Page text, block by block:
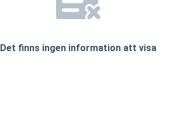
Det finns ingen information att visa